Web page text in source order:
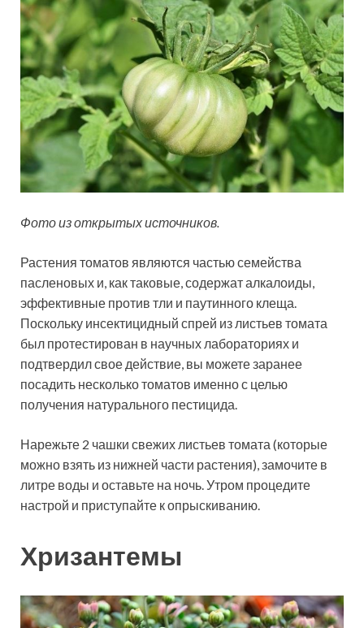
Фото из открытых источников.
Растения томатов являются частью семейства
пасленовых и, как таковые, содержат алкалоиды,
эффективные против тли и паутинного клеща.
Поскольку инсектицидный спрей из листьев томата
был протестирован в научных лабораториях и
подтвердил свое действие, вы можете заранее
посадить несколько томатов именно с целью
получения натурального пестицида.
Нарежьте 2 чашки свежих листьев томата (которые
можно взять из нижней части растения), замочите в
литре воды и оставьте на ночь. Утром процедите
настрой и приступайте к опрыскиванию.
Хризантемы